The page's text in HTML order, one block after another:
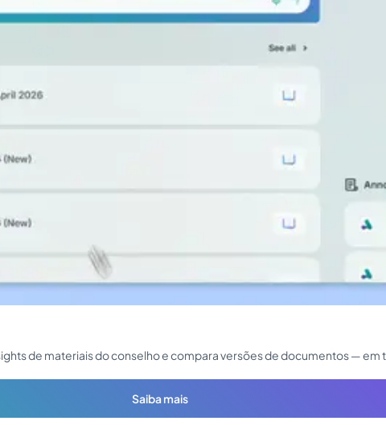
de materiais do conselho e compara versões de documentos — em
Saiba mais